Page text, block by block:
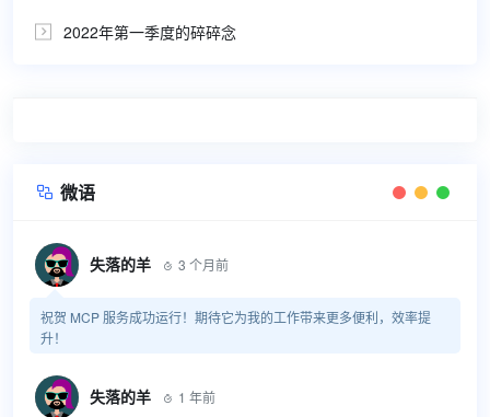
 2022年第一季度的碎碎念
 微语
失落的羊  3 个月前
祝贺 MCP 服务成功运行！期待它为我的工作带来更多便利，效率提
升！
失落的羊  1 年前